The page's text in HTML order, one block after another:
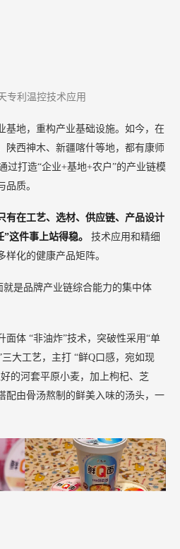
专利温控技术应用
基地，重构产业基础设施。如今，在
陕西神木、新疆喀什等地，都有康师
过打造“企业+基地+农户”的产业链模
质。
有在工艺、选材、供应链、产品设计
”这件事上站得稳。 技术应用和精细
样化的健康产品矩阵。
就是品牌产业链综合能力的集中体
面体 “非油炸”技术，突破性采用“单
大工艺，主打 “鲜Q口感，宛如现
的河套平原小麦，加上枸杞、芝
配由骨汤熬制的鲜美入味的汤头，一